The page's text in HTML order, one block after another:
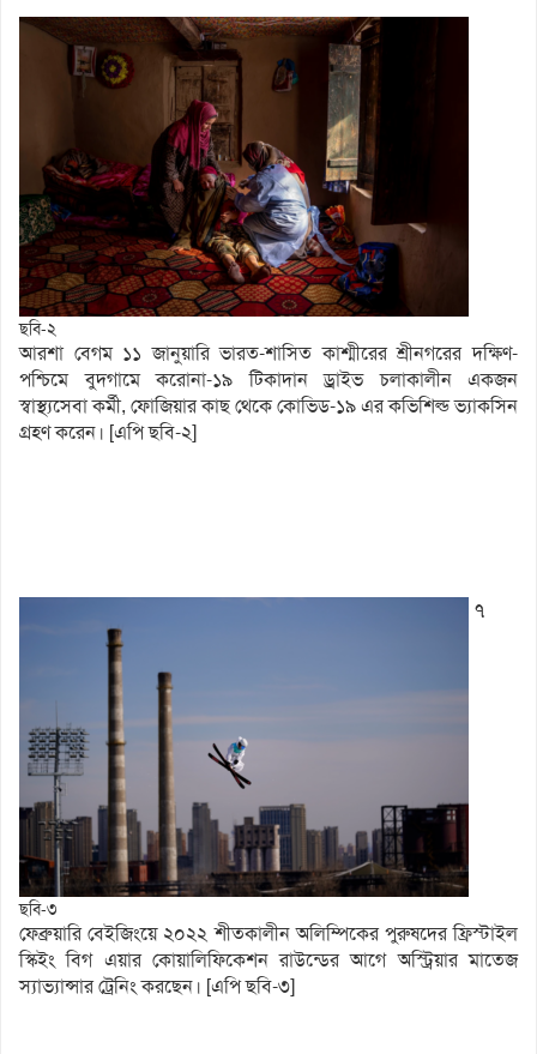
ছবি-২
আরশা বেগম ১১ জানুয়ারি ভারত-শাসিত কাশ্মীরের শ্রীনগরের দক্ষিণ-
পশ্চিমে বুদগামে করোনা-১৯ টিকাদান ড্রাইভ চলাকালীন একজন
স্বাস্থ্যসেবা কর্মী, ফোজিয়ার কাছ থেকে কোভিড-১৯ এর কভিশিল্ড ভ্যাকসিন
গ্রহণ করেন। [এপি ছবি-২]
ছবি-৩
৭
ফেব্রুয়ারি বেইজিংয়ে ২০২২ শীতকালীন অলিম্পিকের পুরুষদের ফ্রিস্টাইল
স্কিইং বিগ এয়ার কোয়ালিফিকেশন রাউন্ডের আগে অস্ট্রিয়ার মাতেজ
স্যাভ্যান্সার ট্রেনিং করছেন। [এপি ছবি-৩]